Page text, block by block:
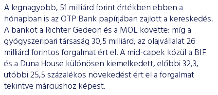
A legnagyobb, 51 milliárd forint értékben ebben a
hónapban is az OTP Bank papírjában zajlott a kereskedés.
A bankot a Richter Gedeon és a MOL követte: míg a
gyógyszeripari társaság 30,5 milliárd, az olajvállalat 26
milliárd forintos forgalmat ért el. A mid-capek közül a BIF
és a Duna House különösen kiemelkedett, előbbi 32,3,
utóbbi 25,5 százalékos növekedést ért el a forgalmat
tekintve márciushoz képest.